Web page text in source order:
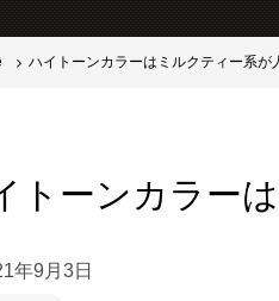
サロンSolana（ソラーナ）
ハイトーンカラーはミルクティー系が
トーンカラー
年9月3日